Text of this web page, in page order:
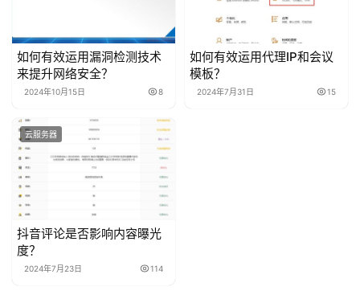
如何有效运用漏洞检测技术
来提升网络安全？
2024年10月15日 8
如何有效运用代理IP和会议
模板？
2024年7月31日 15
云服务器
抖音评论是否影响内容曝光
度？
2024年7月23日 114